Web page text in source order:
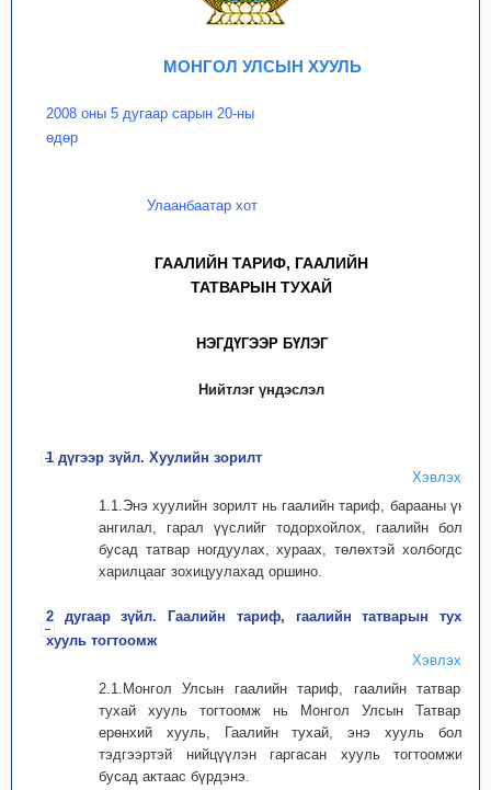
МОНГОЛ УЛСЫН ХУУЛЬ
2008 оны 5 дугаар сарын 20-ны
өдөр
Улаанбаатар хот
ГААЛИЙН ТАРИФ, ГААЛИЙН
ТАТВАРЫН ТУХАЙ
НЭГДҮГЭЭР БҮЛЭГ
Нийтлэг үндэслэл
1 дүгээр зүйл. Хуулийн зорилт
Хэвлэх
1.1.Энэ хуулийн зорилт нь гаалийн тариф, барааны үнэ,
ангилал, гарал үүслийг тодорхойлох, гаалийн болон
бусад татвар ногдуулах, хураах, төлөхтэй холбогдсон
харилцааг зохицуулахад оршино.
2 дугаар зүйл. Гаалийн тариф, гаалийн татварын тухай
хууль тогтоомж
Хэвлэх
2.1.Монгол Улсын гаалийн тариф, гаалийн татварын
тухай хууль тогтоомж нь Монгол Улсын Татварын
ерөнхий хууль, Гаалийн тухай, энэ хууль болон
тэдгээртэй нийцүүлэн гаргасан хууль тогтоомжийн
бусад актаас бүрдэнэ.